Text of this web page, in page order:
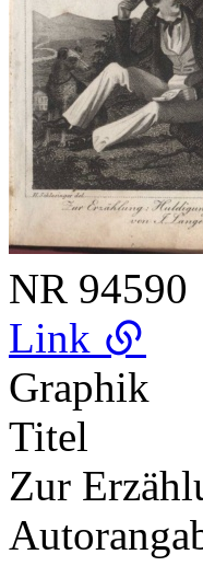
NR 94590
Link
Graphik
Titel
Zur